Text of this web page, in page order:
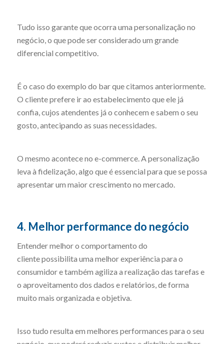
Tudo isso garante que ocorra uma personalização no
negócio, o que pode ser considerado um grande
diferencial competitivo.
É o caso do exemplo do bar que citamos anteriormente.
O cliente prefere ir ao estabelecimento que ele já
confia, cujos atendentes já o conhecem e sabem o seu
gosto, antecipando as suas necessidades.
O mesmo acontece no e-commerce. A personalização
leva à fidelização, algo que é essencial para que se possa
apresentar um maior crescimento no mercado.
4. Melhor performance do negócio
Entender melhor o comportamento do
cliente possibilita uma melhor experiência para o
consumidor e também agiliza a realização das tarefas e
o aproveitamento dos dados e relatórios, de forma
muito mais organizada e objetiva.
Isso tudo resulta em melhores performances para o seu